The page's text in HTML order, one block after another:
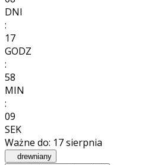
DNI
:
17
GODZ
:
58
MIN
:
08
SEK
Ważne do: 17 sierpnia
drewniany